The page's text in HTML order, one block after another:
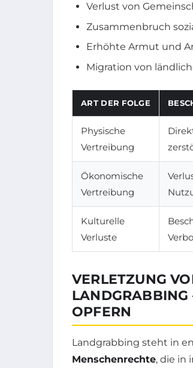
Verlust von
Zusammenbruch
Erhöhte Armut und
Migration von
ART DER FOLGE
Physische
Vertreibung
Ökonomische
Vertreibung
Kulturelle
Verluste
VERLETZUNG
LANDGRABBING
OPFERN
Landgrabbing steht in
Menschenrechte, die in